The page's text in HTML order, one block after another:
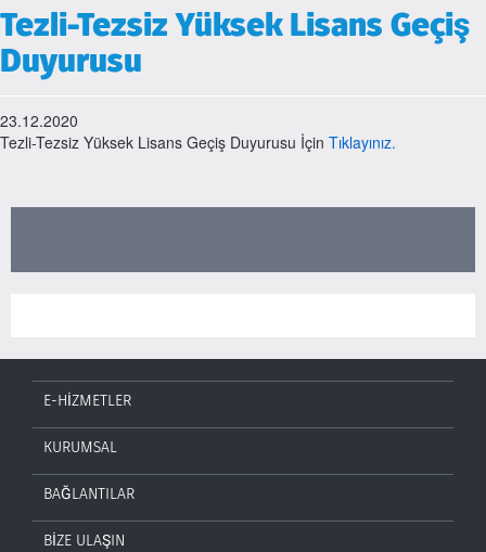
Tezli-Tezsiz Yüksek Lisans Geçiş
Duyurusu
23.12.2020
Tezli-Tezsiz Yüksek Lisans Geçiş Duyurusu İçin Tıklayınız.
E-HİZMETLER
KURUMSAL
BAĞLANTILAR
BİZE ULAŞIN